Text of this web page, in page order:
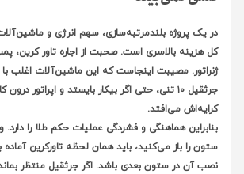
کل هزینه بالاسری است. صحبت از اجاره تاور کرین،
ژنراتور. مصیبت اینجاست که این ماشین‌آلات اغلب
جرثقیل ۱۰ تنی، حتی اگر بیکار بایستد و اپراتور
کرایه‌اش می‌افتد.
بنابراین هماهنگی و فشردگی عملیات حکم طلا را
ستون را باز می‌کنید، باید همان لحظه تاورکرین آماده
نصب آن در ستون بعدی باشد. اگر جرثقیل منتظر بماند